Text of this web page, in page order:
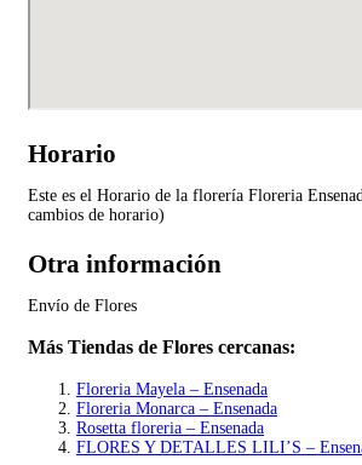
Horario
Este es el Horario de la florería Floreria
cambios de horario)
Otra información
Envío de Flores
Más Tiendas de Flores cercanas:
Floreria Mayela – Ensenada
Floreria Monarca – Ensenada
Rosetta floreria – Ensenada
FLORES Y DETALLES LILI’S –